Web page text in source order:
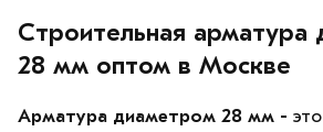
Строительная арматура
28 мм оптом в Москве
Арматура диаметром 28 мм -